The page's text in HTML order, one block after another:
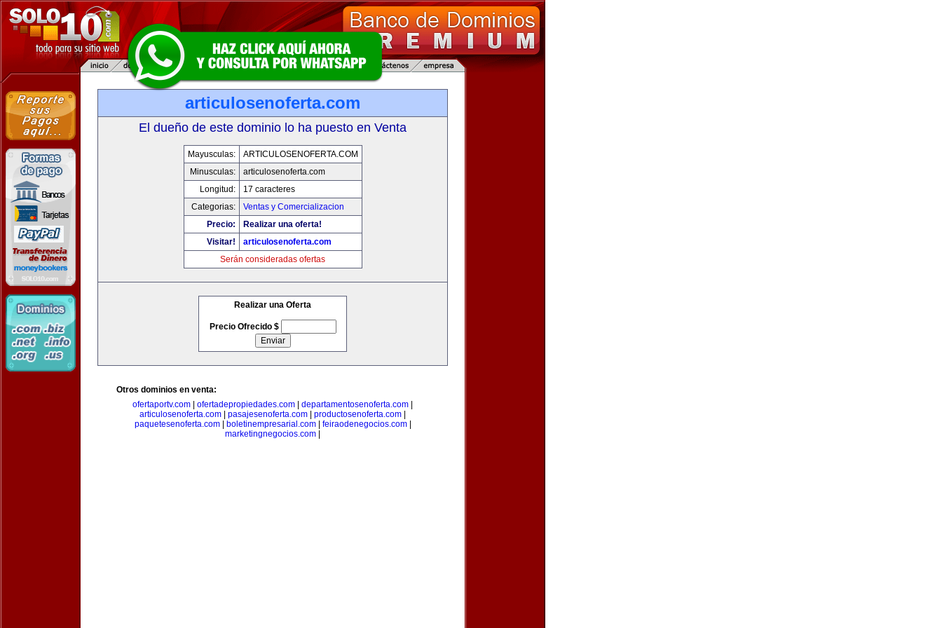
articulosenoferta.com
El dueño de este dominio lo ha puesto en Venta
Mayusculas:
ARTICULOSENOFERTA.COM
Minusculas:
articulosenoferta.com
Longitud:
17 caracteres
Categorias:
Ventas y Comercializacion
Precio:
Realizar una oferta!
Visitar!
articulosenoferta.com
Serán consideradas ofertas
Realizar una Oferta
Precio Ofrecido $
Otros dominios en venta:
ofertaportv.com
ofertadepropiedades.com departamentosenoferta.com
articulosenoferta.com
pasajesenoferta.com productosenoferta.com
paquetesenoferta.com| boletinempresarial.com| feiraodenegocios.com|
marketingnegocios.com